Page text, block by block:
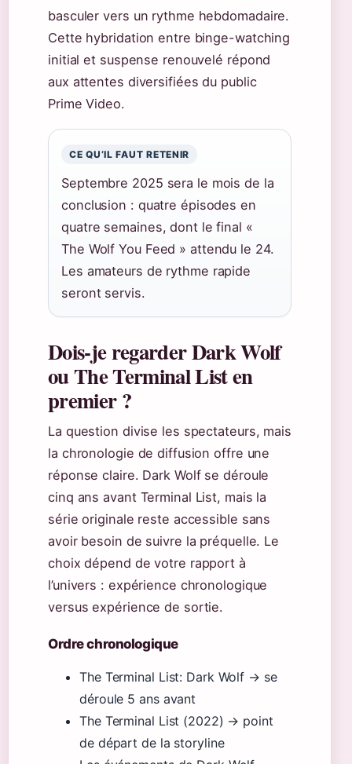
basculer vers un rythme hebdomadaire.
Cette hybridation entre binge-watching
initial et suspense renouvelé répond
aux attentes diversifiées du public
Prime Video.
CE QU’IL FAUT RETENIR
Septembre 2025 sera le mois de la
conclusion : quatre épisodes en
quatre semaines, dont le final «
The Wolf You Feed » attendu le 24.
Les amateurs de rythme rapide
seront servis.
Dois-je regarder Dark Wolf
ou The Terminal List en
premier ?
La question divise les spectateurs, mais
la chronologie de diffusion offre une
réponse claire. Dark Wolf se déroule
cinq ans avant Terminal List, mais la
série originale reste accessible sans
avoir besoin de suivre la préquelle. Le
choix dépend de votre rapport à
l’univers : expérience chronologique
versus expérience de sortie.
Ordre chronologique
The Terminal List: Dark Wolf → se
déroule 5 ans avant
The Terminal List (2022) → point
de départ de la storyline